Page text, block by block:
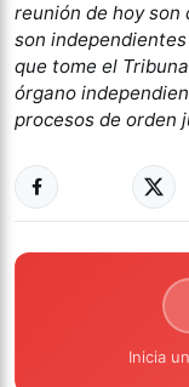
reunión de hoy son
son
que tome el
órgano
procesos de orden
Inicia